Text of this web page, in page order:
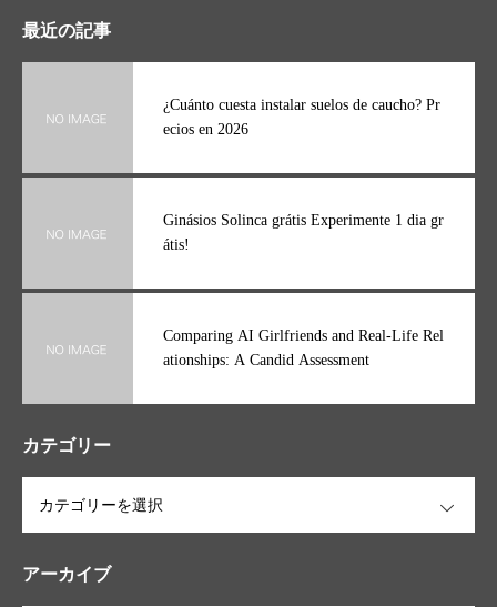
最近の記事
¿Cuánto cuesta instalar suelos de caucho? Pr
ecios en 2026
Ginásios Solinca grátis Experimente 1 dia gr
átis!
Comparing AI Girlfriends and Real-Life Rel
ationships: A Candid Assessment
カテゴリー
アーカイブ